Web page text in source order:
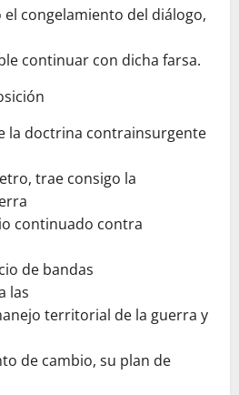
congelamiento del diálogo,
continuar con dicha farsa.
la doctrina contrainsurgente
trae consigo la
continuado contra
de bandas
las
territorial de la guerra y
de cambio, su plan de